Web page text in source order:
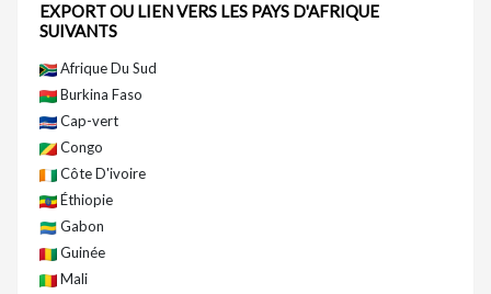
EXPORT OU LIEN VERS LES PAYS D'AFRIQUE
SUIVANTS
Afrique Du Sud
Burkina Faso
Cap-vert
Congo
Côte D'ivoire
Éthiopie
Gabon
Guinée
Mali